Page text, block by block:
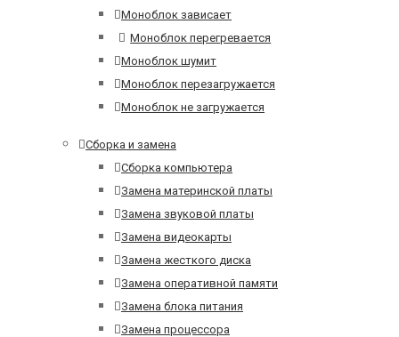
Моноблок зависает
Моноблок перегревается
Моноблок шумит
Моноблок перезагружается
Моноблок не загружается
Сборка и замена
Сборка компьютера
Замена материнской платы
Замена звуковой платы
Замена видеокарты
Замена жесткого диска
Замена оперативной памяти
Замена блока питания
Замена процессора